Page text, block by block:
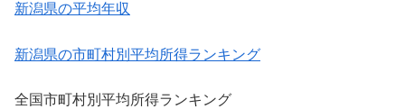
新潟県の平均年収
新潟県の市町村別平均所得ランキング
全国市町村別平均所得ランキング